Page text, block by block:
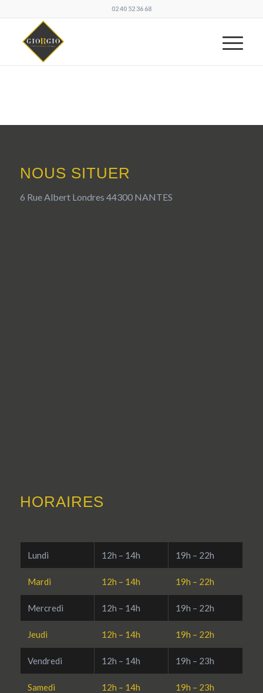
02 40 52 36 68
NOUS SITUER
6 Rue Albert Londres 44300 NANTES
HORAIRES
Lundi 12h – 14h 19h – 22h
Mardi 12h – 14h 19h – 22h
Mercredi 12h – 14h 19h – 22h
Jeudi 12h – 14h 19h – 22h
Vendredi 12h – 14h 19h – 23h
Samedi 12h – 14h 19h – 23h